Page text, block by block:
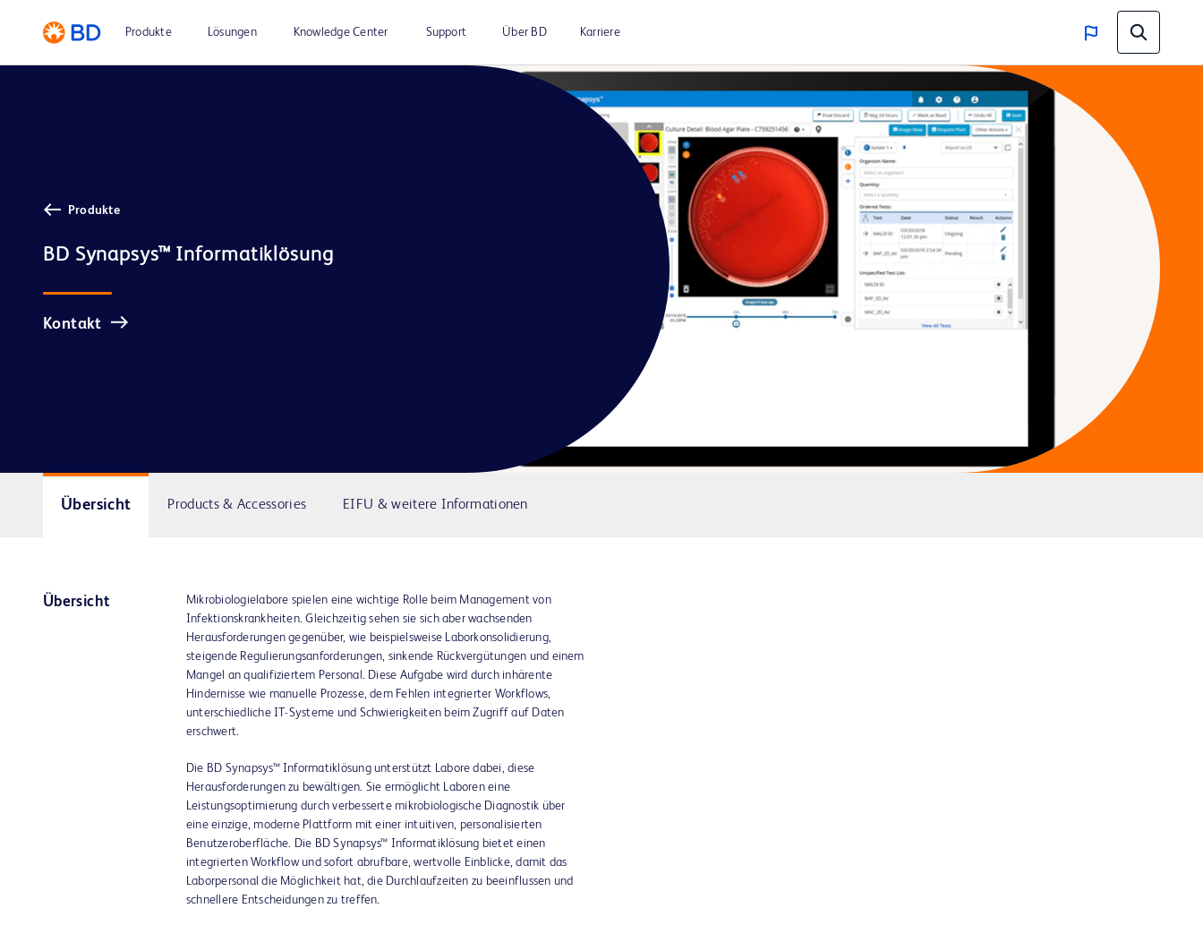
Produkte Lösungen Knowledge Center Support Über BD Karriere
Produkte
Kontakt
Übersicht Products & Accessories EIFU & weitere Informationen
Übersicht
Mikrobiologielabore spielen eine wichtige Rolle beim Management von
Infektionskrankheiten. Gleichzeitig sehen sie sich aber wachsenden
Herausforderungen gegenüber, wie beispielsweise Laborkonsolidierung,
steigende Regulierungsanforderungen, sinkende Rückvergütungen und einem
Mangel an qualifiziertem Personal. Diese Aufgabe wird durch inhärente
Hindernisse wie manuelle Prozesse, dem Fehlen integrierter Workflows,
unterschiedliche IT-Systeme und Schwierigkeiten beim Zugriff auf Daten
erschwert.
Die BD Synapsys™ Informatiklösung unterstützt Labore dabei, diese
Herausforderungen zu bewältigen. Sie ermöglicht Laboren eine
Leistungsoptimierung durch verbesserte mikrobiologische Diagnostik über
eine einzige, moderne Plattform mit einer intuitiven, personalisierten
Benutzeroberfläche. Die BD Synapsys™ Informatiklösung bietet einen
integrierten Workflow und sofort abrufbare, wertvolle Einblicke, damit das
Laborpersonal die Möglichkeit hat, die Durchlaufzeiten zu beeinflussen und
schnellere Entscheidungen zu treffen.